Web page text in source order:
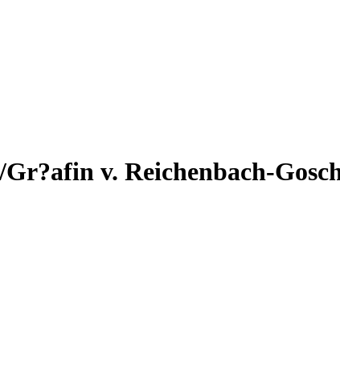
v. Reichenbach-